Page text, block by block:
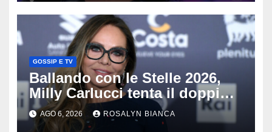
GOSSIP E TV
Ballando con le Stelle 2026,
Milly Carlucci tenta il doppio
colpo: tra i papabili Ornella
Muti e Monica Guerritore
AGO 6, 2026 ROSALYN BIANCA